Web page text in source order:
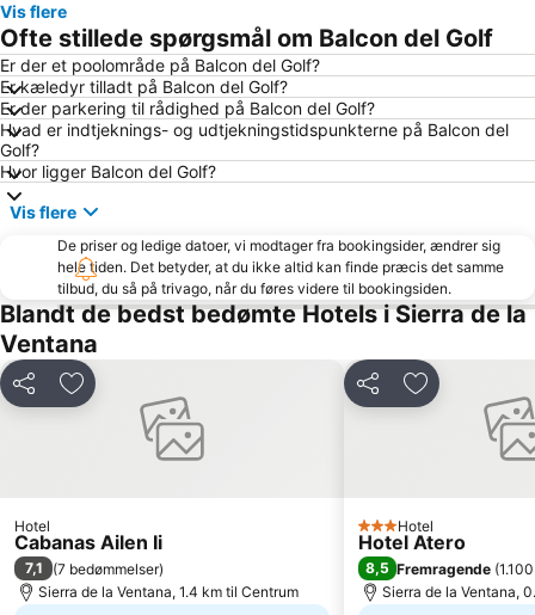
Vis flere
Ofte stillede spørgsmål om Balcon del Golf
Er der et poolområde på Balcon del Golf?
Er kæledyr tilladt på Balcon del Golf?
Er der parkering til rådighed på Balcon del Golf?
Hvad er indtjeknings- og udtjekningstidspunkterne på Balcon del
Golf?
Hvor ligger Balcon del Golf?
Vis flere
De priser og ledige datoer, vi modtager fra bookingsider, ændrer sig
hele tiden. Det betyder, at du ikke altid kan finde præcis det samme
tilbud, du så på trivago, når du føres videre til bookingsiden.
Blandt de bedst bedømte Hotels i Sierra de la
Ventana
Del Føj til favoritter
Hotel
Cabanas Ailen Ii
7,1 (7 bedømmelser)
Sierra de la Ventana, 1.4 km til Centrum
Del Føj til
3 Stjerner
Hotel
Hotel Atero
8,5 Fremragende (
Sierra de la Ventana,